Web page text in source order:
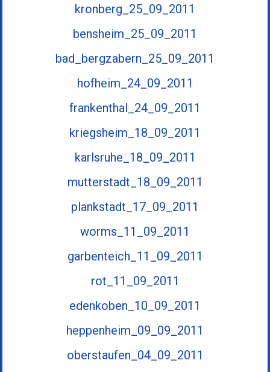
kronberg_25_09_2011
bensheim_25_09_2011
bad_bergzabern_25_09_2011
hofheim_24_09_2011
frankenthal_24_09_2011
kriegsheim_18_09_2011
karlsruhe_18_09_2011
mutterstadt_18_09_2011
plankstadt_17_09_2011
worms_11_09_2011
garbenteich_11_09_2011
rot_11_09_2011
edenkoben_10_09_2011
heppenheim_09_09_2011
oberstaufen_04_09_2011